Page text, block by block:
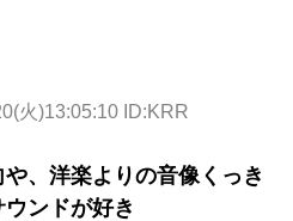
火)13:05:10 ID:KRR
、洋楽よりの音像くっき
ンドが好き